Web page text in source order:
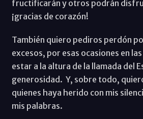
fructificarán y otros podrán
¡gracias de corazón!
También quiero pediros perdón
excesos, por esas ocasiones en
estar a la altura de la llamada del
generosidad. Y, sobre todo,
quienes haya herido con mis
mis palabras.